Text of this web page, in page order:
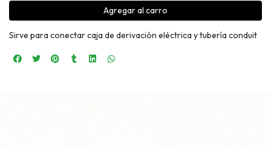
Agregar al carro
Sirve para conectar caja de derivación eléctrica y tubería conduit